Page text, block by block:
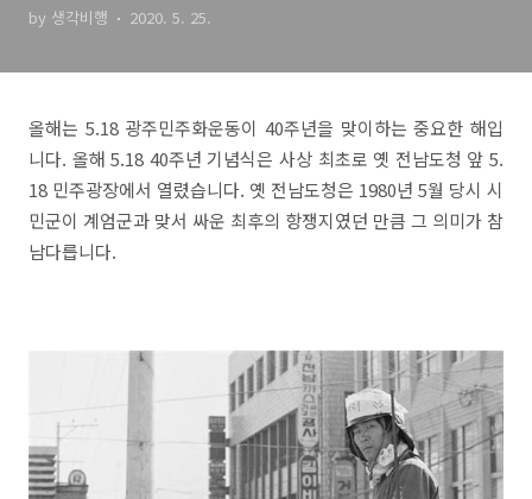
by 생각비행 2020. 5. 25.
올해는 5.18 광주민주화운동이 40주년을 맞이하는 중요한 해입
니다. 올해 5.18 40주년 기념식은 사상 최초로 옛 전남도청 앞 5.
18 민주광장에서 열렸습니다. 옛 전남도청은 1980년 5월 당시 시
민군이 계엄군과 맞서 싸운 최후의 항쟁지였던 만큼 그 의미가 참
남다릅니다.